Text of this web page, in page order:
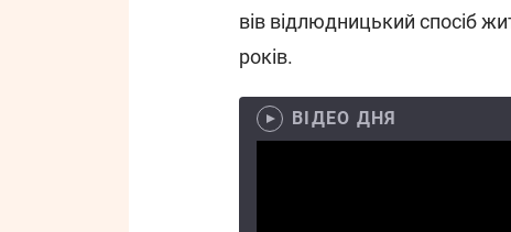
вів відлюдницький спосіб
років.
ВІДЕО ДНЯ